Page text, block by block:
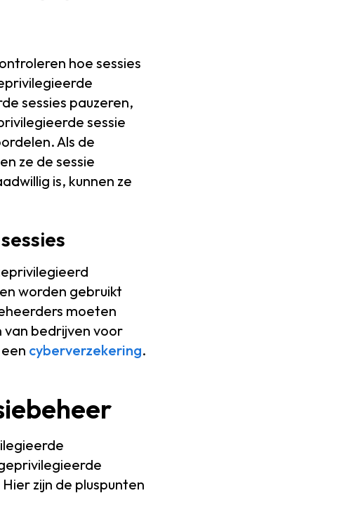
hoe sessies
sessies pauzeren,
sessie
Als de
ze de sessie
is, kunnen ze
worden gebruikt
moeten
bedrijven voor
cyberverzekering.
zijn de pluspunten